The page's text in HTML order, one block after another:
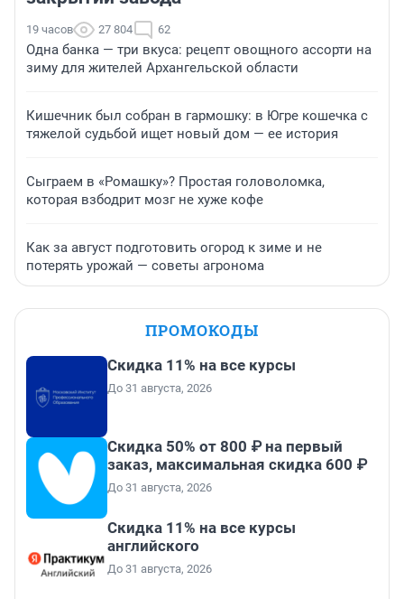
19 часов 27 804 62
Одна банка — три вкуса: рецепт овощного ассорти на
зиму для жителей Архангельской области
Кишечник был собран в гармошку: в Югре кошечка с
тяжелой судьбой ищет новый дом — ее история
Сыграем в «Ромашку»? Простая головоломка,
которая взбодрит мозг не хуже кофе
Как за август подготовить огород к зиме и не
потерять урожай — советы агронома
ПРОМОКОДЫ
Скидка 11% на все курсы
До 31 августа, 2026
Скидка 50% от 800 ₽ на первый
заказ, максимальная скидка 600 ₽
До 31 августа, 2026
Скидка 11% на все курсы
английского
До 31 августа, 2026